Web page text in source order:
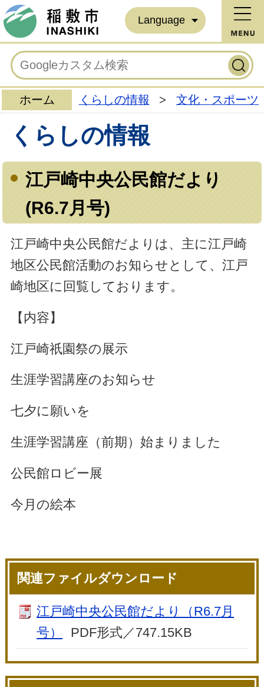
Language
ホーム くらしの情報 > 文化・スポーツ
くらしの情報
江戸崎中央公民館だより
(R6.7月号)
江戸崎中央公民館だよりは、主に江戸崎
地区公民館活動のお知らせとして、江戸
崎地区に回覧しております。
【内容】
江戸崎祇園祭の展示
生涯学習講座のお知らせ
七夕に願いを
生涯学習講座（前期）始まりました
公民館ロビー展
今月の絵本
関連ファイルダウンロード
江戸崎中央公民館だより（R6.7月
号）
PDF形式／747.15KB